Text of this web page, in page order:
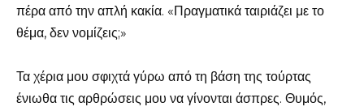
πέρα από την απλή κακία. «Πραγματικά ταιριάζει με το
θέμα, δεν νομίζεις;»
Τα χέρια μου σφιχτά γύρω από τη βάση της τούρτας
ένιωθα τις αρθρώσεις μου να γίνονται άσπρες. Θυμός,